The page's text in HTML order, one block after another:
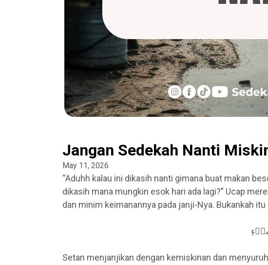
Jangan Sedekah Nanti
May 11, 2026
“Aduhh kalau ini dikasih nanti gimana buat makan
dikasih mana mungkin esok hari ada lagi?” Ucap
dan minim keimanannya pada janji-Nya. Bukankah
Setan menjanjikan dengan kemiskinan dan